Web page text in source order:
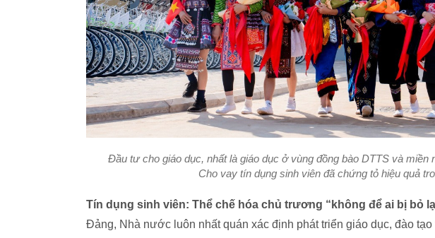
Đầu tư cho giáo dục, nhất là giáo dục ở vùng đồng bào DTTS và
Cho vay tín dụng sinh viên đã chứng tỏ hiệu quả
Tín dụng sinh viên: Thể chế hóa chủ trương “không để ai bị bỏ
Đảng, Nhà nước luôn nhất quán xác định phát triển giáo dục, đào